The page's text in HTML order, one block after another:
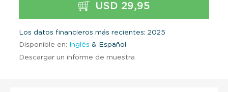
USD 29,95
Los datos financieros más recientes: 2025
Disponible en: Inglés & Español
Descargar un informe de muestra